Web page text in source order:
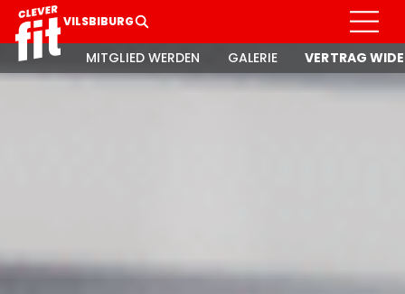
VILSBIBURG
MITGLIED WERDEN GALERIE VERTRAG